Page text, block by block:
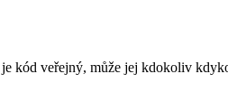
kód veřejný, může jej kdokoliv